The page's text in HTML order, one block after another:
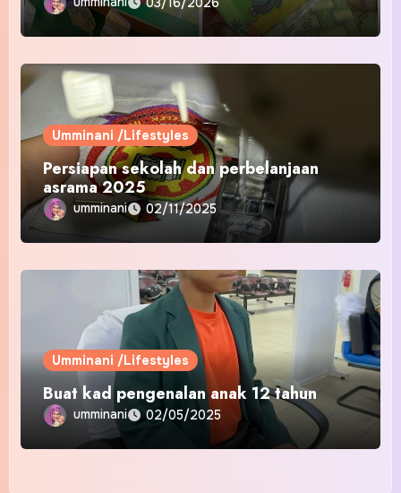
Umminani /Lifestyles
Persiapan sekolah dan perbelanjaan
asrama 2025
umminani 02/11/2025
Umminani /Lifestyles
Buat kad pengenalan anak 12 tahun
umminani 02/05/2025